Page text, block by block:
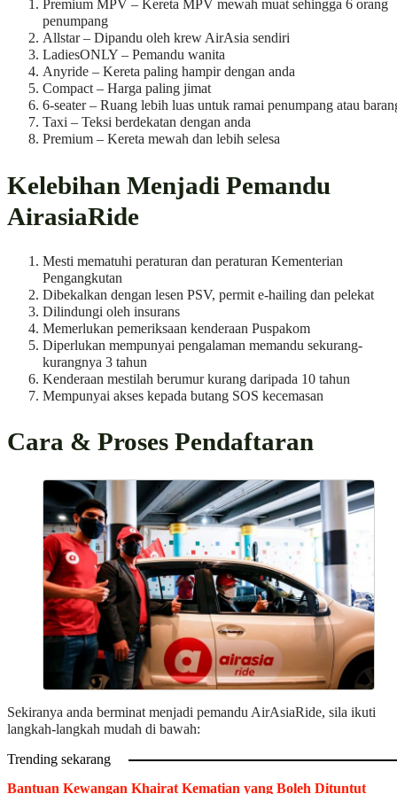
Premium MPV – Kereta MPV mewah muat sehingga 6 orang
penumpang
Allstar – Dipandu oleh krew AirAsia sendiri
LadiesONLY – Pemandu wanita
Anyride – Kereta paling hampir dengan anda
Compact – Harga paling jimat
6-seater – Ruang lebih luas untuk ramai penumpang atau
Taxi – Teksi berdekatan dengan anda
Premium – Kereta mewah dan lebih selesa
Kelebihan Menjadi Pemandu
AirasiaRide
Mesti mematuhi peraturan dan peraturan Kementerian
Pengangkutan
Dibekalkan dengan lesen PSV, permit e-hailing dan pelekat
Dilindungi oleh insurans
Memerlukan pemeriksaan kenderaan Puspakom
Diperlukan mempunyai pengalaman memandu sekurang-
kurangnya 3 tahun
Kenderaan mestilah berumur kurang daripada 10 tahun
Mempunyai akses kepada butang SOS kecemasan
Cara & Proses Pendaftaran
Sekiranya anda berminat menjadi pemandu AirAsiaRide, sila ikuti
langkah-langkah mudah di bawah:
Trending sekarang
Bantuan Kewangan Khairat Kematian yang Boleh Dituntut